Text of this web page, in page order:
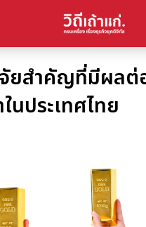
ยสำคัญที่มีผลต่
นประเทศไทย